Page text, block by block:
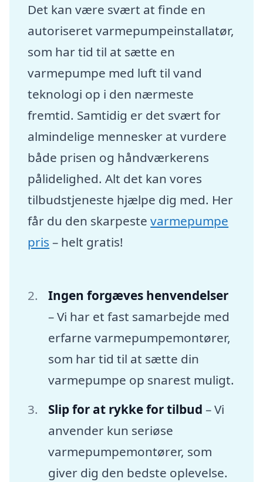
Det kan være svært at finde en
autoriseret varmepumpeinstallatør,
som har tid til at sætte en
varmepumpe med luft til vand
teknologi op i den nærmeste
fremtid. Samtidig er det svært for
almindelige mennesker at vurdere
både prisen og håndværkerens
pålidelighed. Alt det kan vores
tilbudstjeneste hjælpe dig med. Her
får du den skarpestevarmepumpe
pris – helt gratis!
Ingen forgæves henvendelser
– Vi har et fast samarbejde med
erfarne varmepumpemontører,
som har tid til at sætte din
varmepumpe op snarest muligt.
Slip for at rykke for tilbud – Vi
anvender kun seriøse
varmepumpemontører, som
giver dig den bedste oplevelse.